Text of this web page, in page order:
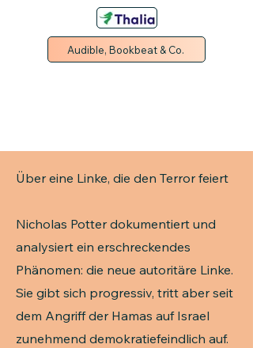
Audible, Bookbeat & Co.
Über eine Linke, die den Terror feiert
Nicholas Potter dokumentiert und
analysiert ein erschreckendes
Phänomen: die neue autoritäre Linke.
Sie gibt sich progressiv, tritt aber seit
dem Angriff der Hamas auf Israel
zunehmend demokratiefeindlich auf.